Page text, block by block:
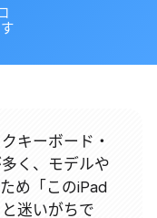
キーボード・
く、モデルや
め「このiPad
迷いがちで